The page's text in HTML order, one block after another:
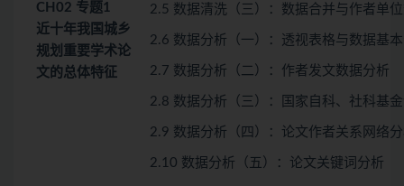
CH02 专题1
近十年我国城乡
规划重要学术论
文的总体特征
2.5 数据清洗（三）：数据合并与作者单
2.6 数据分析（一）：透视表格与数据基
2.7 数据分析（二）：作者发文数据分析
2.8 数据分析（三）：国家自科、社科基
2.9 数据分析（四）：论文作者关系网络
2.10 数据分析（五）：论文关键词分析